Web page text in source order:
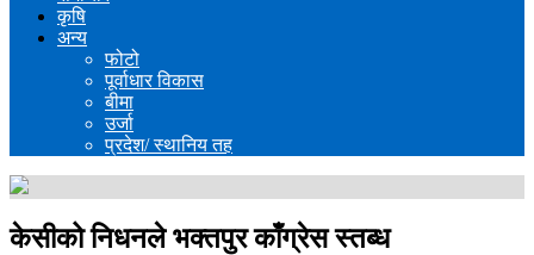
कृषि
अन्य
फोटो
पूर्वाधार विकास
बीमा
उर्जा
प्रदेश/ स्थानिय तह
केसीको निधनले भक्तपुर काँग्रेस स्तब्ध